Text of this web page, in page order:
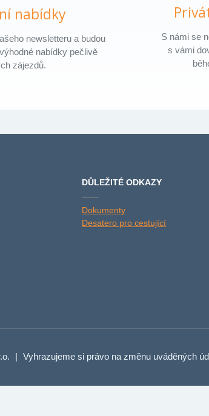
nabídky
newsletteru a budou
nabídky pečlivě
zájezdů.
S námi se
s vámi
DŮLEŽITÉ ODKAZY
Dokumenty
Desatero pro cestující
| Vyhrazujeme si právo na změnu uváděných